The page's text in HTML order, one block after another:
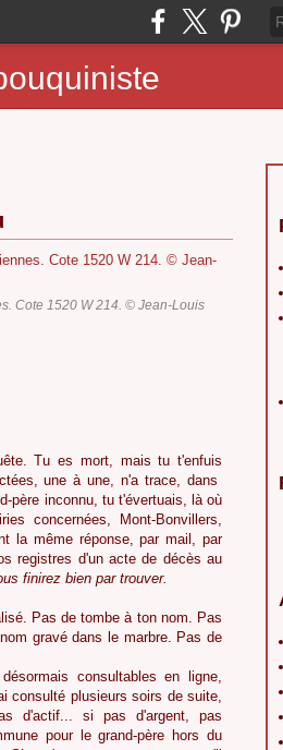
Cote 1520 W 214. © Jean-Louis
Tu es mort, mais tu t'enfuis
une à une, n'a trace, dans
père inconnu, tu t'évertuais, là où
concernées, Mont-Bonvillers,
la même réponse, par mail, par
registres d'un acte de décès au
finirez bien par trouver.
Pas de tombe à ton nom. Pas
gravé dans le marbre. Pas de
consultables en ligne,
consulté plusieurs soirs de suite,
d'actif... si pas d'argent, pas
pour le grand-père hors du